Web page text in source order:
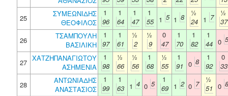
25
ΣΥΜΕΩΝΙΔΗΣ
ΘΕΟΦΙΛΟΣ
1
96
1
64
1
47
1
55 1 5 1 8
½
24 1 7
½
37
26
ΤΣΑΜΠΟΥΛΗ
ΒΑΣΙΛΙΚΗ
1
97
1
61
½
2
½
9
0
47
1
70
1
82
1
44 0
27 ΧΑΤΖΗΠΑΝΑΓΙΩΤΟΥ
ΑΣΗΜΕΝΙΑ
1
98
½
66
½
56
1
68
½
55
1
91
0 8
1
92
0
33
28
ΑΝΤΩΝΙΑΔΗΣ
ΑΝΑΣΤΑΣΙΟΣ
1
99
1
63 1 4 0 5
1
69 1 2 0 7
½
51
0